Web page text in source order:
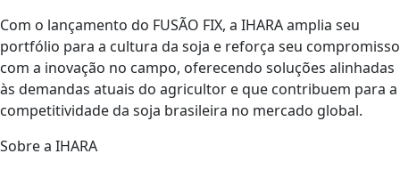
Com o lançamento do FUSÃO FIX, a IHARA amplia seu
portfólio para a cultura da soja e reforça seu compromisso
com a inovação no campo, oferecendo soluções alinhadas
às demandas atuais do agricultor e que contribuem para a
competitividade da soja brasileira no mercado global.
Sobre a IHARA